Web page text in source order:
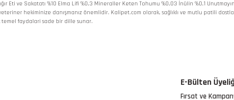
Eti ve Sakatatı %10 Elma Lifi %0,3 Mineraller Keten Tohumu %0,03 İnülin %0,1
hekiminize danışmanız önemlidir. Kalipet.com olarak, sağlıklı ve mutlu patili
faydalari sade bir dille sunar.
E-Bülten
Fırsat ve